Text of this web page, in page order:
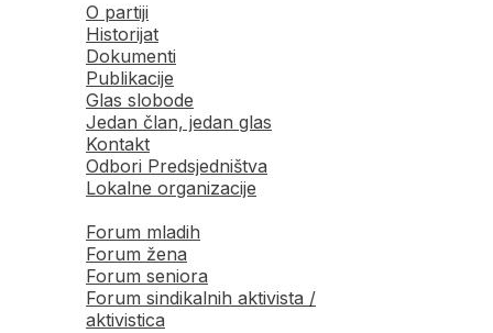
O partiji
Historijat
Dokumenti
Publikacije
Glas slobode
Jedan član, jedan glas
Kontakt
Odbori Predsjedništva
Lokalne organizacije
Forum mladih
Forum žena
Forum seniora
Forum sindikalnih aktivista /
aktivistica